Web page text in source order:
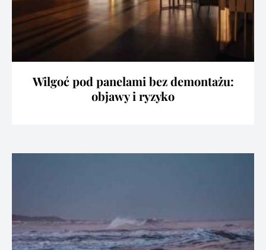
Wilgoć pod panelami bez demontażu:
objawy i ryzyko